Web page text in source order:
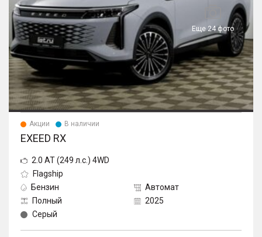
Еще 24 фото
Акции В наличии
EXEED RX
2.0 AT (249 л.с.) 4WD
Flagship
Бензин
Автомат
Полный
2025
Серый